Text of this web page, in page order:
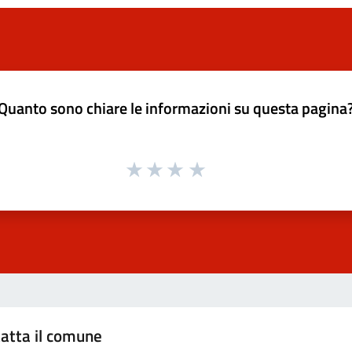
sono chiare le informazioni su questa
il comune